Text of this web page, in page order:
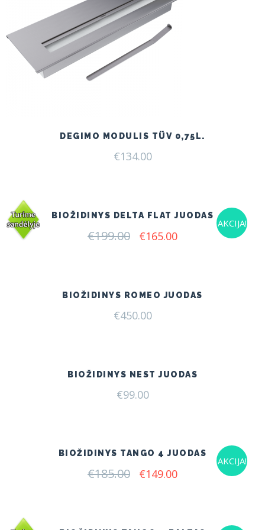
DEGIMO MODULIS TÜV 0,75L.
€134.00
AKCIJA!
BIOŽIDINYS DELTA FLAT JUODAS
€199.00 Original
€165.00Current
BIOŽIDINYS ROMEO JUODAS
€450.00
BIOŽIDINYS NEST JUODAS
€99.00
AKCIJA!
BIOŽIDINYS TANGO 4 JUODAS
€185.00 Original
€149.00Current